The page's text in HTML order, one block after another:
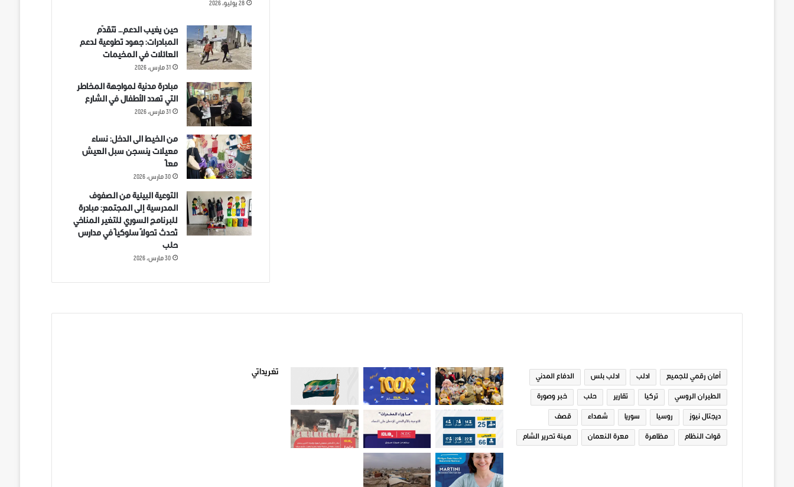
28 يوليو، 2026
حين يغيب الدعم… تتقدّم
المبادرات: جهود تطوعية لدعم
العائلات في المخيمات
31 مارس، 2026
مبادرة مدنية لمواجهة المخاطر
التي تهدد الأطفال في الشارع
31 مارس، 2026
من الخيط الى الدخل: نساء
معيلات ينسجن سبل العيش
معاً
30 مارس، 2026
التوعية البيئية من الصفوف
المدرسية إلى المجتمع: مبادرة
للبرنامج السوري للتغير المناخي
تُحدث تحولاً سلوكياً في مدارس
حلب
30 مارس، 2026
أمان رقمي للجميع ادلب ادلب بلس الدفاع المدني
الطيران الروسي تركيا تقارير حلب خبر وصورة
ديجتال نيوز روسيا سوريا شهداء قصف
قوات النظام مظاهرة معرة النعمان هيئة تحرير الشام
تغريداتي